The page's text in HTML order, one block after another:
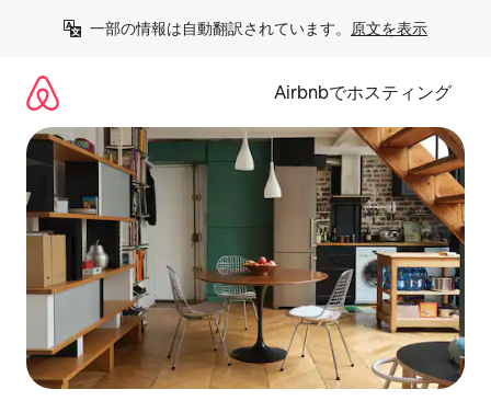
一部の情報は自動翻訳されています。 原文を表示
Airbnbでホスティング